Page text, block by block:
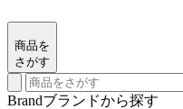
商品を
さがす
Brandブランドから探す